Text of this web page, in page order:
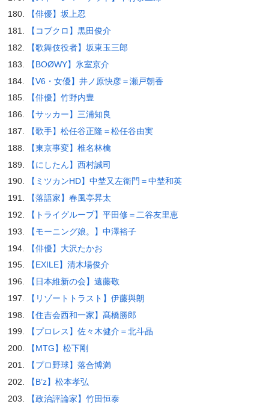
【俳優】坂上忍
【コブクロ】黒田俊介
【歌舞伎役者】坂東玉三郎
【BOØWY】氷室京介
【V6・女優】井ノ原快彦＝瀬戸朝香
【俳優】竹野内豊
【サッカー】三浦知良
【歌手】松任谷正隆＝松任谷由実
【東京事変】椎名林檎
【にしたん】西村誠司
【ミツカンHD】中埜又左衛門＝中埜和英
【落語家】春風亭昇太
【トライグループ】平田修＝二谷友里恵
【モーニング娘。】中澤裕子
【俳優】大沢たかお
【EXILE】清木場俊介
【日本維新の会】遠藤敬
【リゾートトラスト】伊藤與朗
【住吉会西和一家】髙橋勝郎
【プロレス】佐々木健介＝北斗晶
【MTG】松下剛
【プロ野球】落合博満
【B’z】松本孝弘
【政治評論家】竹田恒泰